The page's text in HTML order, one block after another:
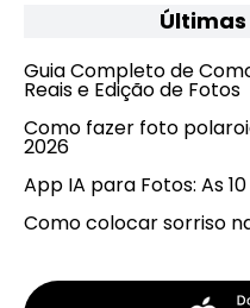
Guia Completo de
Reais e Edição de Fotos
Como fazer foto
2026
App IA para Fotos: As
Como colocar sorriso